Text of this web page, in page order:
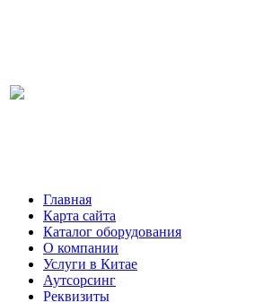
Главная
Карта сайта
Каталог оборудования
О компании
Услуги в Китае
Аутсорсинг
Реквизиты